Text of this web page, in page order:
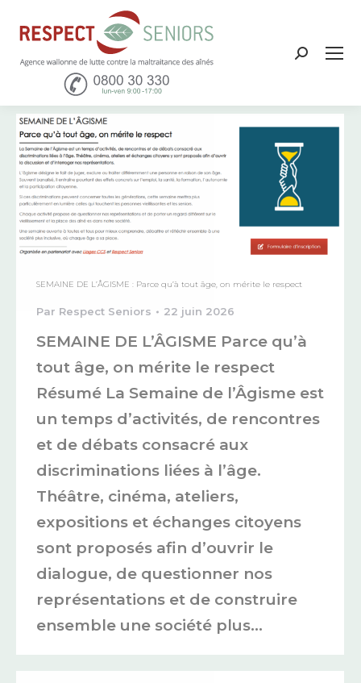
SEMAINE DE L’ÂGISME : Parce qu’à tout âge, on mérite le respect
Par Respect Seniors 22 juin 2026
SEMAINE DE L’ÂGISME Parce qu’à
tout âge, on mérite le respect
Résumé La Semaine de l’Âgisme est
un temps d’activités, de rencontres
et de débats consacré aux
discriminations liées à l’âge.
Théâtre, cinéma, ateliers,
expositions et échanges citoyens
sont proposés afin d’ouvrir le
dialogue, de questionner nos
représentations et de construire
ensemble une société plus…